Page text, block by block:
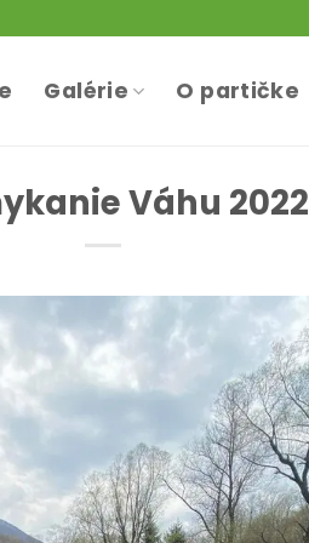
Galérie O partičke
Váhu 2022